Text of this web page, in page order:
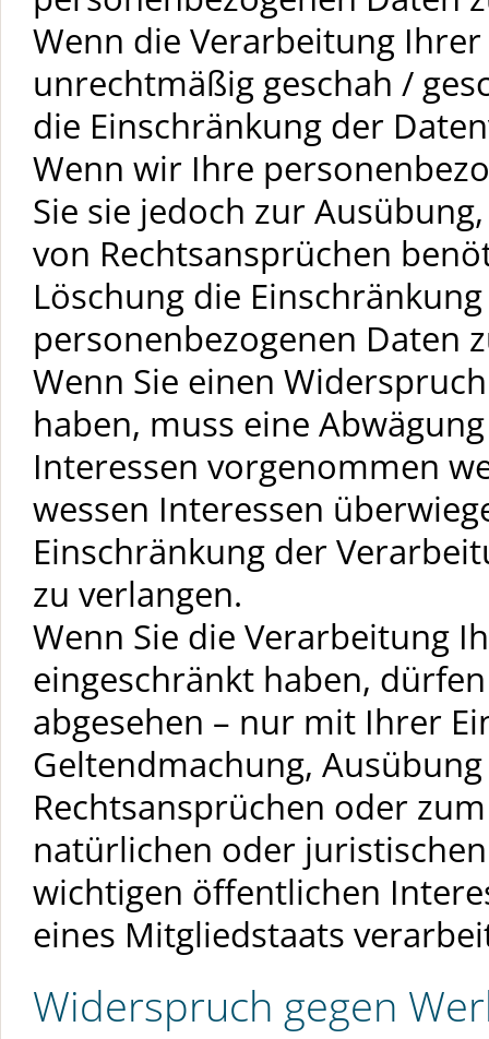
Wenn die Verarbeitung
unrechtmäßig geschah /
die Einschränkung der
Wenn wir Ihre
Sie sie jedoch zur
von Rechtsansprüchen
Löschung die
personenbezogenen Daten
Wenn Sie einen
haben, muss eine
Interessen vorgenommen
wessen Interessen
Einschränkung der
zu verlangen.
Wenn Sie die Verarbeitung
eingeschränkt haben,
abgesehen – nur mit Ihrer
Geltendmachung,
Rechtsansprüchen oder
natürlichen oder
wichtigen öffentlichen
eines Mitgliedstaats
Widerspruch gegen